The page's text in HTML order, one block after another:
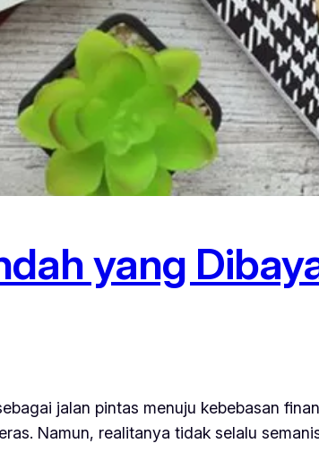
yang
jalan pintas menuju kebebasan
Namun, realitanya tidak selalu